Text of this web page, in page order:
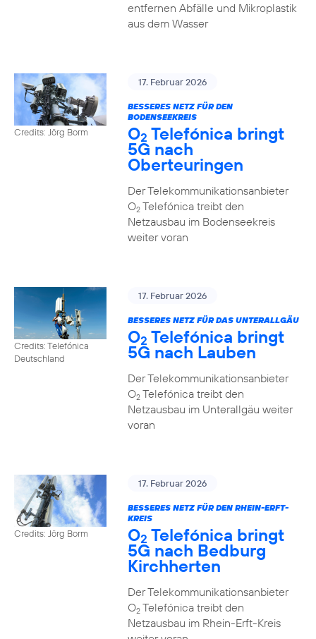
entfernen Abfälle und Mikroplastik
aus dem Wasser
Credits: Jörg Borm
17. Februar 2026
BESSERES NETZ FÜR DEN
BODENSEEKREIS
O2 Telefónica bringt
5G nach
Oberteuringen
Der Telekommunikationsanbieter
O2Telefónica treibt den
Netzausbau im Bodenseekreis
weiter voran
Credits: Telefónica
Deutschland
17. Februar 2026
BESSERES NETZ FÜR DAS UNTERALLGÄU
O2 Telefónica bringt
5G nach Lauben
Der Telekommunikationsanbieter
O2Telefónica treibt den
Netzausbau im Unterallgäu weiter
voran
Credits: Jörg Borm
17. Februar 2026
BESSERES NETZ FÜR DEN RHEIN-ERFT-
KREIS
O2 Telefónica bringt
5G nach Bedburg
Kirchherten
Der Telekommunikationsanbieter
O2Telefónica treibt den
Netzausbau im Rhein-Erft-Kreis